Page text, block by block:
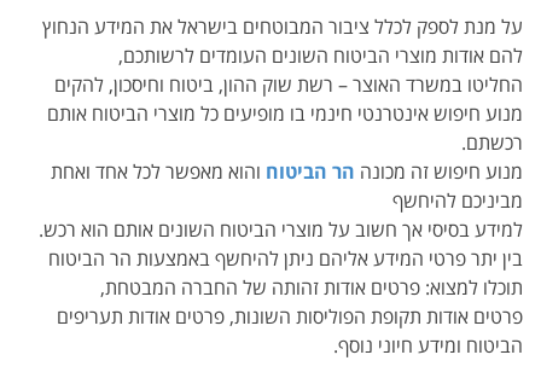
על מנת לספק לכלל ציבור המבוטחים בישראל את המידע הנחוץ
להם אודות מוצרי הביטוח השונים העומדים לרשותכם,
החליטו במשרד האוצר – רשת שוק ההון, ביטוח וחיסכון, להקים
מנוע חיפוש אינטרנטי חינמי בו מופיעים כל מוצרי הביטוח אותם
רכשתם.
מנוע חיפוש זה מכונה הר הביטוח והוא מאפשר לכל אחד ואחת
מביניכם להיחשף
למידע בסיסי אך חשוב על מוצרי הביטוח השונים אותם הוא רכש.
בין יתר פרטי המידע אליהם ניתן להיחשף באמצעות הר הביטוח
תוכלו למצוא: פרטים אודות זהותה של החברה המבטחת,
פרטים אודות תקופת הפוליסות השונות, פרטים אודות תעריפים
הביטוח ומידע חיוני נוסף.